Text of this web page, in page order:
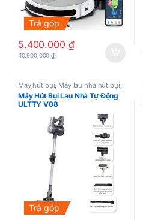
Trả góp
5.400.000 ₫
10.900.000₫
Máy hút bụi, Máy lau nhà hút bụi,
Thiết bị gia đình
Máy Hút Bụi Lau Nhà Tự Động
ULTTY V08
Trả góp